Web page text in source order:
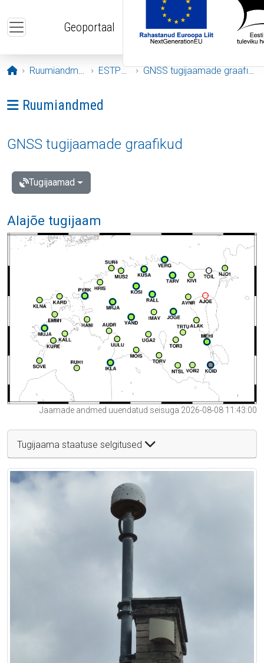
Geoportaal
Avaleht
Ruumiandmed ESTPOS GNSS tugijaamade graafikud
Ava menüü: Ruumiandmed
Ruumiandmed
GNSS tugijaamade graafikud
Tugijaamad
Alajõe tugijaam
Jaamade andmed uuendatud seisuga 2026-08-08 11:43:00
Tugijaama staatuse selgitused